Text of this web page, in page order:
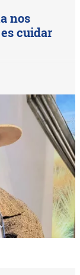
nos
cuidar